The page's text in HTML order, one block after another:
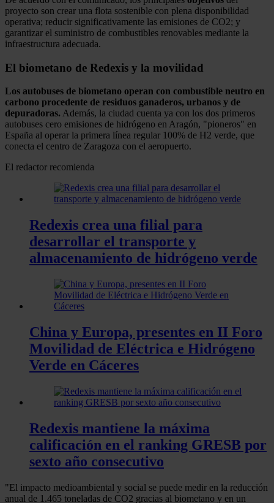
proyecto son crear una flota sostenible con plena disponibilidad
operativa; reducir significativamente las emisiones de CO2; y
garantizar el suministro de combustibles renovables mediante la
infraestructura adecuada.
El biometano de Redexis y la movilidad
Los autobuses de biometano operan con combustible neutro en
carbono procedente de residuos ganaderos, urbanos y de
depuradoras. Además, la ciudad cuenta ya con los dos primeros
autobuses cero emisiones de hidrógeno en Aragón, "pioneros" en
España al operar la primera línea regular 100% de H2 verde, que
conecta el centro de Zaragoza con el aeropuerto.
El redactor recomienda
Redexis crea una filial para
desarrollar el transporte y
almacenamiento de hidrógeno verde
China y Europa, presentes en II Foro
Movilidad de Eléctrica e Hidrógeno
Verde en Cáceres
Redexis mantiene la máxima
calificación en el ranking GRESB por
sexto año consecutivo
"El impacto medioambiental y social se puede medir en la reducción
anual de 1.465 toneladas de CO2 gracias al biometano y en un